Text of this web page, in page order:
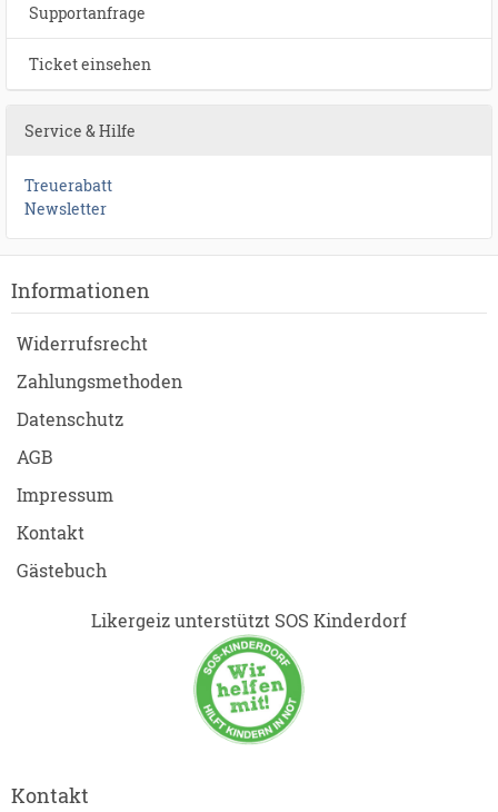
Supportanfrage
Ticket einsehen
Service & Hilfe
Treuerabatt
Newsletter
Informationen
Widerrufsrecht
Zahlungsmethoden
Datenschutz
AGB
Impressum
Kontakt
Gästebuch
Likergeiz unterstützt SOS Kinderdorf
Kontakt